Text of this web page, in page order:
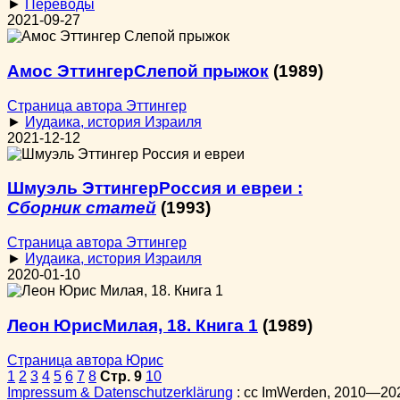
►
Переводы
2021-09-27
Амос ЭттингерСлепой прыжок (1989)
Страница автора Эттингер
► Иудаика, история Израиля
2021-12-12
Шмуэль ЭттингерРоссия и евреи :
Сборник статей (1993)
Страница автора Эттингер
► Иудаика, история Израиля
2020-01-10
Леон ЮрисМилая, 18. Книга 1 (1989)
Страница автора Юрис
1 2 3 4 5 6 7 8 Стр. 9 10
Impressum & Datenschutzerklärung : cc ImWerden,